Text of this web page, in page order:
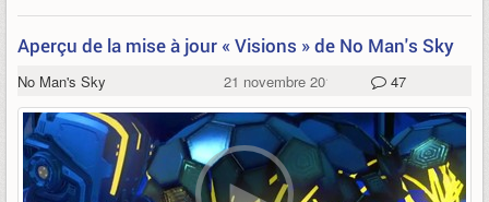
Aperçu de la mise à jour « Visions » de No Man's Sky
No Man's Sky 21 novembre 2018 47